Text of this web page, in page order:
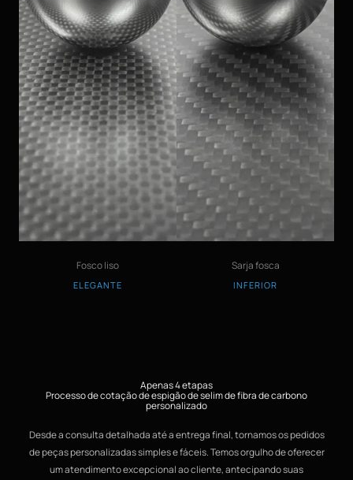
Fosco liso
ELEGANTE
Sarja fosca
INFERIOR
Apenas 4 etapas
Processo de cotação de espigão de selim de fibra de carbono
personalizado
Desde a consulta detalhada até a entrega final, tornamos os pedidos
de peças personalizadas simples e fáceis. Temos orgulho de oferecer
um atendimento excepcional ao cliente, antecipando suas